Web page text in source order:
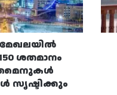
ശതമാനം